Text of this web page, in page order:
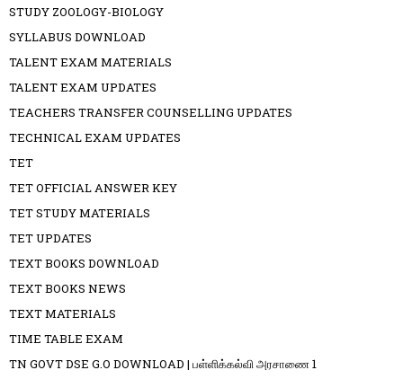
STUDY ZOOLOGY-BIOLOGY
SYLLABUS DOWNLOAD
TALENT EXAM MATERIALS
TALENT EXAM UPDATES
TEACHERS TRANSFER COUNSELLING UPDATES
TECHNICAL EXAM UPDATES
TET
TET OFFICIAL ANSWER KEY
TET STUDY MATERIALS
TET UPDATES
TEXT BOOKS DOWNLOAD
TEXT BOOKS NEWS
TEXT MATERIALS
TIME TABLE EXAM
TN GOVT DSE G.O DOWNLOAD | பள்ளிக்கல்வி அரசாணை 1